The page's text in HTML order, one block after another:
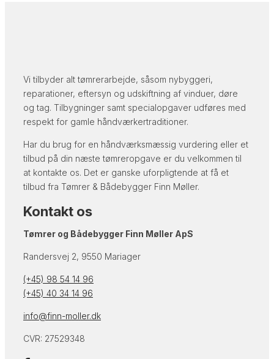
Vi tilbyder alt tømrerarbejde, såsom nybyggeri,
reparationer, eftersyn og udskiftning af vinduer, døre
og tag. Tilbygninger samt specialopgaver udføres med
respekt for gamle håndværkertraditioner.
Har du brug for en håndværksmæssig vurdering eller et
tilbud på din næste tømreropgave er du velkommen til
at kontakte os. Det er ganske uforpligtende at få et
tilbud fra Tømrer & Bådebygger Finn Møller.
Kontakt os
Tømrer og Bådebygger Finn Møller ApS
Randersvej 2, 9550 Mariager
(+45) 98 54 14 96
(+45) 40 34 14 96
info@finn-moller.dk
CVR: 27529348